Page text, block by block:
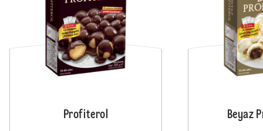
Profiterol Beyaz